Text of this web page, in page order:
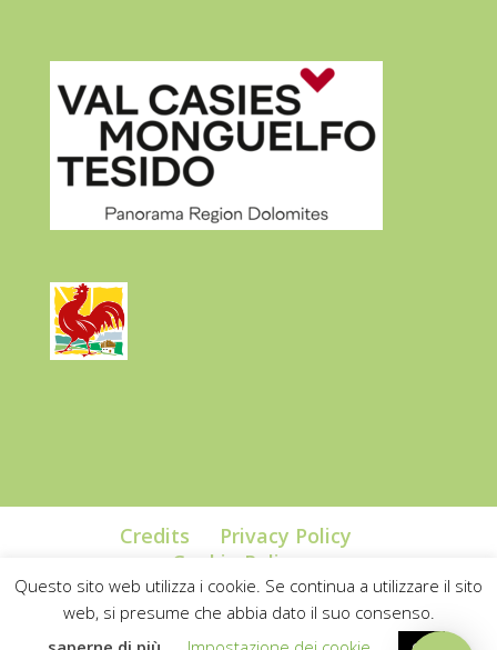
Credits
Privacy Policy
Cookie Policy
Questo sito web utilizza i cookie. Se continua a utilizzare il sito
web, si presume che abbia dato il suo consenso.